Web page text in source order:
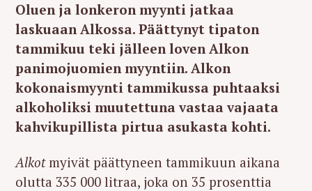
Oluen ja lonkeron myynti jatkaa
laskuaan Alkossa. Päättynyt tipaton
tammikuu teki jälleen loven Alkon
panimojuomien myyntiin. Alkon
kokonaismyynti tammikussa puhtaaksi
alkoholiksi muutettuna vastaa vajaata
kahvikupillista pirtua asukasta kohti.
Alkotmyivät päättyneen tammikuun aikana
olutta 335 000 litraa, joka on 35 prosenttia